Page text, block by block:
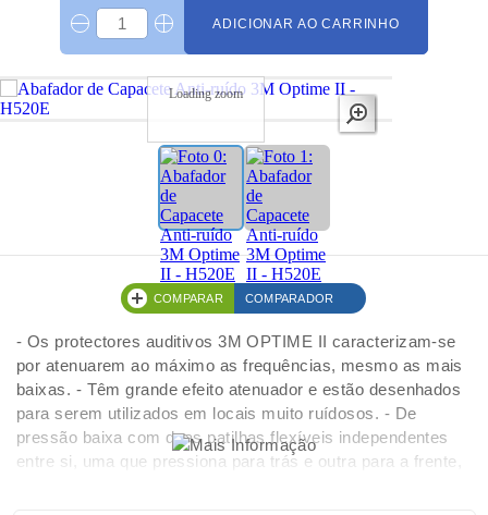
ADICIONAR AO CARRINHO
Loading zoom
COMPARAR COMPARADOR
- Os protectores auditivos 3M OPTIME II caracterizam-se
por atenuarem ao máximo as frequências, mesmo as mais
baixas. - Têm grande efeito atenuador e estão desenhados
para serem utilizados em locais muito ruídosos. - De
pressão baixa com duas patilhas flexíveis independentes
entre si, uma que pressiona para trás e outra para a frente,